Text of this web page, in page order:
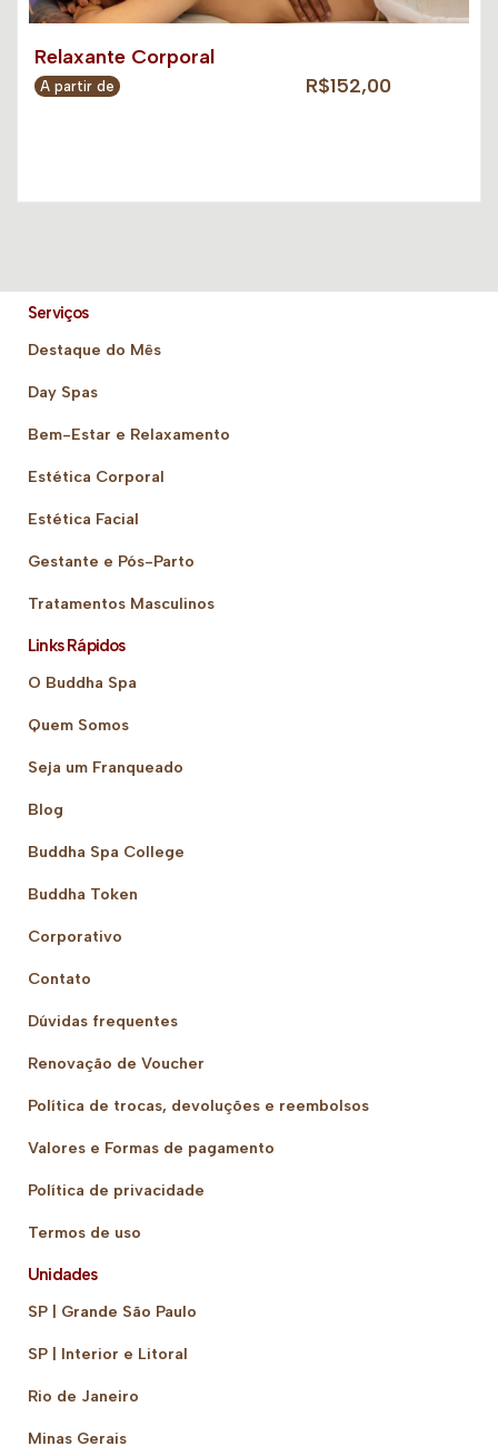
Relaxante Corporal
A partir de R$152,00
Serviços
Destaque do Mês
Day Spas
Bem-Estar e Relaxamento
Estética Corporal
Estética Facial
Gestante e Pós-Parto
Tratamentos Masculinos
Links Rápidos
O Buddha Spa
Quem Somos
Seja um Franqueado
Blog
Buddha Spa College
Buddha Token
Corporativo
Contato
Dúvidas frequentes
Renovação de Voucher
Política de trocas, devoluções e reembolsos
Valores e Formas de pagamento
Política de privacidade
Termos de uso
Unidades
SP | Grande São Paulo
SP | Interior e Litoral
Rio de Janeiro
Minas Gerais